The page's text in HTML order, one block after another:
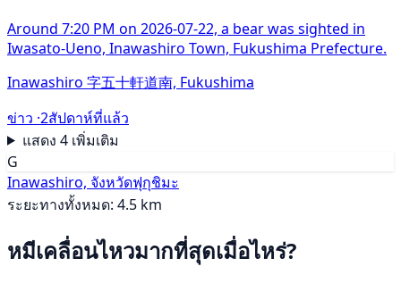
Around 7:20 PM on 2026-07-22, a bear was sighted in
Iwasato-Ueno, Inawashiro Town, Fukushima Prefecture.
Inawashiro 字五十軒道南, Fukushima
ข่าว ·2สัปดาห์ที่แล้ว
แสดง 4 เพิ่มเติม
G
Inawashiro, จังหวัดฟุกุชิมะ
ระยะทางทั้งหมด: 4.5 km
หมีเคลื่อนไหวมากที่สุดเมื่อไหร่?